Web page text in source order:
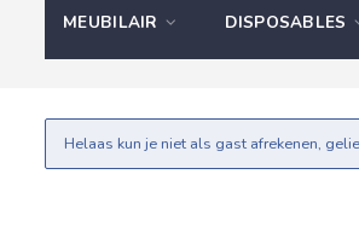
MEUBILAIR DISPOSABLES
Helaas kun je niet als gast afrekenen,